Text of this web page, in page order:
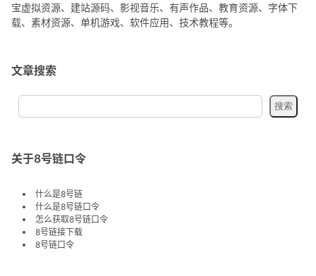
宝虚拟资源、建站源码、影视音乐、有声作品、教育资源、字体下
载、素材资源、单机游戏、软件应用、技术教程等。
文章搜索
关于8号链口令
什么是8号链
什么是8号链口令
怎么获取8号链口令
8号链接下载
8号链口令